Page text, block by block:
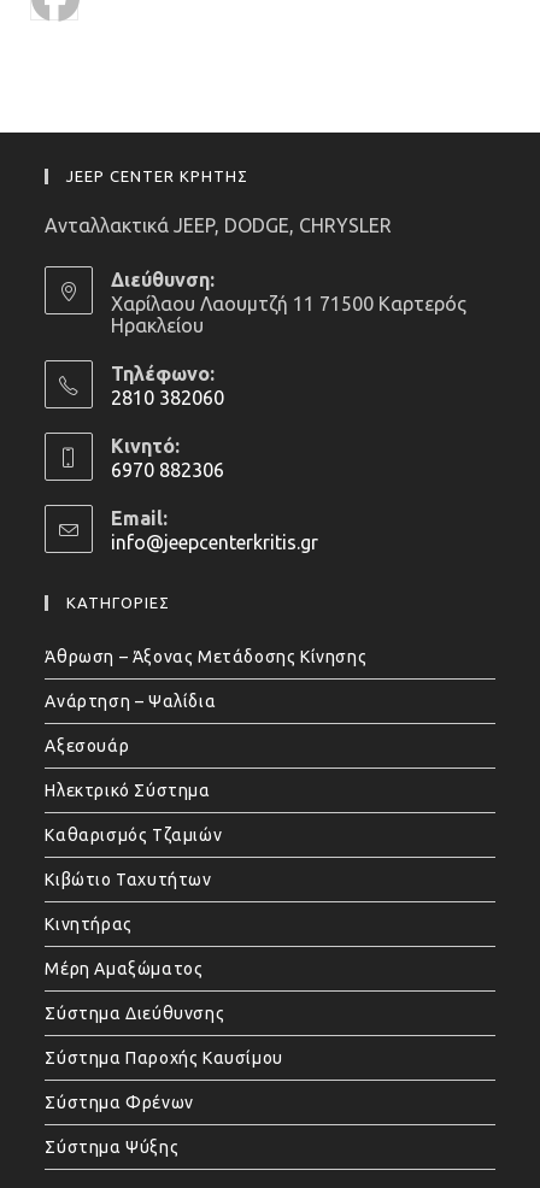
JEEP CENTER ΚΡΗΤΗΣ
Ανταλλακτικά JEEP, DODGE, CHRYSLER
Διεύθυνση:
Χαρίλαου Λαουμτζή 11 71500 Καρτερός
Ηρακλείου
Τηλέφωνο:
2810 382060
in
your
application
Κινητό:
6970 882306
in
your
Email:
info@jeepcenterkritis.grOpens
ΚΑΤΗΓΟΡΙΕΣ
Άθρωση – Άξονας Μετάδοσης Κίνησης
Ανάρτηση – Ψαλίδια
Αξεσουάρ
Ηλεκτρικό Σύστημα
Καθαρισμός Τζαμιών
Κιβώτιο Ταχυτήτων
Κινητήρας
Μέρη Αμαξώματος
Σύστημα Διεύθυνσης
Σύστημα Παροχής Καυσίμου
Σύστημα Φρένων
Σύστημα Ψύξης